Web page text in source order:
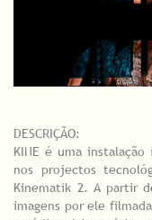
DESCRIÇÃO:
KINE é uma
nos projectos
Kinematik 2. A partir
imagens por ele